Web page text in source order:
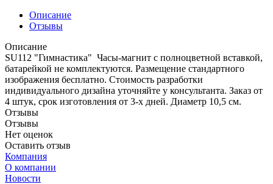
Описание
Отзывы
Описание
SU112 "Гимнастика" Часы-магнит с полноцветной вставкой,
батарейкой не комплектуются. Размещение стандартного
изображения бесплатно. Стоимость разработки
индивидуального дизайна уточняйте у консультанта. Заказ от
4 штук, срок изготовления от 3-х дней. Диаметр 10,5 см.
Отзывы
Отзывы
Нет оценок
Оставить отзыв
Компания
О компании
Новости